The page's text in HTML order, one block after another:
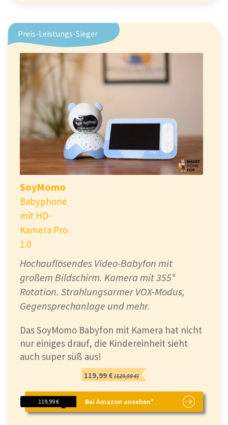
Preis-Leistungs-Sieger
SoyMomo
Babyphone
mit HD-
Kamera Pro
1.0
Hochauflösendes Video-Babyfon mit
großem Bildschirm. Kamera mit 355°
Rotation. Strahlungsarmer VOX-Modus,
Gegensprechanlage und mehr.
Das SoyMomo Babyfon mit Kamera hat nicht
nur einiges drauf, die Kindereinheit sieht
auch super süß aus!
119,99 € (129,99 €)
Bei Amazon ansehen*
119,99 €